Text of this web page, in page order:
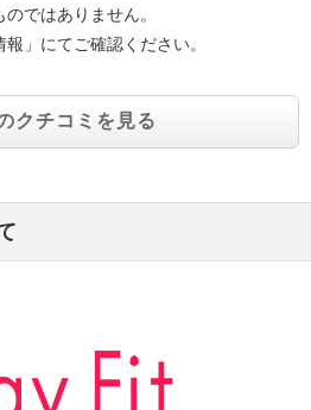
ではありません。
」にてご確認ください。
クチコミを見る